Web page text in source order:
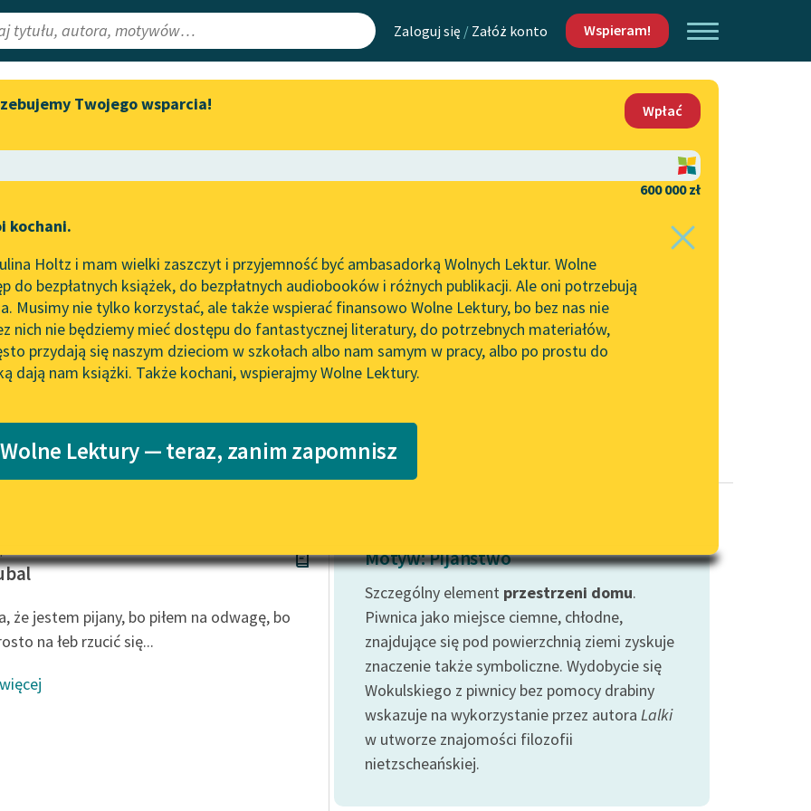
Zaloguj się / Załóż konto Wspieram!
Lektury
redakcyjne
Aktualności
Zapraszamy na spotkanie
literatury skandynawskiej
Wolne Lektury na 32.
Pol’and’Rock Festivalu
„Kochanek Lady Chatterley”
do słuchania na Wolnych
Lekturach
Nowy audiobook – „Marzenie
niepełnosprawnościami
literatury do słuchania dla
uczennic i uczniów z
niepełnosprawnościami
Mapa Wolnych Lektur
Leśmianator
API
OAI-PMH
Widget Wolnych Lektur
Katalog
Katalog w formacie PDF
Kontakt
O projekcie
Zasady wykorzystania
Wolnych Lektur
Logotypy
Materiały promocyjne
wrażliwych
Deklaracja dostępności
Twojego wsparcia!
Wpłać
600 000 zł
kochani.
Holtz i mam wielki zaszczyt i przyjemność być ambasadorką Wolnych Lektur. Wolne
do bezpłatnych książek, do bezpłatnych audiobooków i różnych publikacji. Ale oni potrzebują
Musimy nie tylko korzystać, ale także wspierać finansowo Wolne Lektury, bo bez nas nie
nich nie będziemy mieć dostępu do fantastycznej literatury, do potrzebnych materiałów,
przydają się naszym dzieciom w szkołach albo nam samym w pracy, albo po prostu do
dają nam książki. Także kochani, wspierajmy Wolne Lektury.
Lektury — teraz, zanim zapomnisz
Karel Čapek ✖ Powieść✖
że jestem pijany, bo piłem na odwagę, bo
na łeb rzucić się...
Motyw: Pijaństwo
Szczególny element przestrzeni domu.
Piwnica jako miejsce ciemne, chłodne,
znajdujące się pod powierzchnią ziemi zyskuje
znaczenie także symboliczne. Wydobycie się
Wokulskiego z piwnicy bez pomocy drabiny
wskazuje na wykorzystanie przez autora Lalki
w utworze znajomości filozofii
nietzscheańskiej.